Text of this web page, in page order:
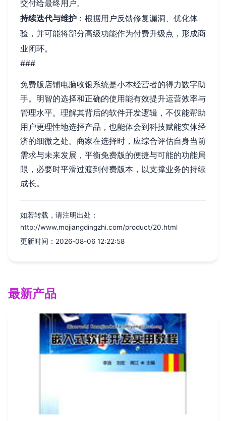
交付给最终用户。
持续迭代与维护 ：根据用户反馈修复漏洞、优化体
验，并可能将部分高级功能作为付费升级点，形成商
业闭环。
###
免费版店铺电脑收银系统是小本经营者的得力数字助
手。明智的选择和正确的使用能有效提升运营效率与
管理水平。理解其背后的软件开发逻辑，不仅能帮助
用户更理性地选择产品，也能体会到科技赋能实体经
济的细微之处。商家在选择时，应综合评估自身当前
需求与未来发展，平衡免费版的便捷与可能的功能局
限，必要时平滑过渡到付费版本，以支撑业务的持续
成长。
如若转载，请注明出处：
http://www.mojiangdingzhi.com/product/20.html
更新时间：2026-08-06 12:22:58
最新产品